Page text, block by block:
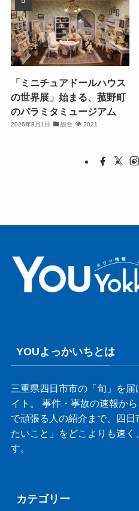
「ミニチュアドールハウス
の世界展」始まる、菰野町
のパラミタミュージアム
2026年8月1日 総合 2021
YOUよっかいちとは
三重県四日市市の「旬」を
イト。 事件・事故の速報か
で頑張る人の紹介まで、四日
たいこと」をどこよりも速く
す。
カテゴリー